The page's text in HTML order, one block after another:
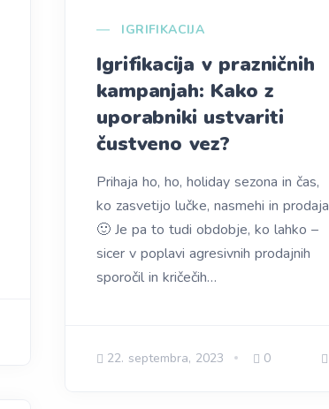
IGRIFIKACIJA
Igrifikacija v prazničnih
kampanjah: Kako z
uporabniki ustvariti
čustveno vez?
Prihaja ho, ho, holiday sezona in čas,
ko zasvetijo lučke, nasmehi in prodaja
🙂 Je pa to tudi obdobje, ko lahko –
sicer v poplavi agresivnih prodajnih
sporočil in kričečih…
22. septembra, 2023 0